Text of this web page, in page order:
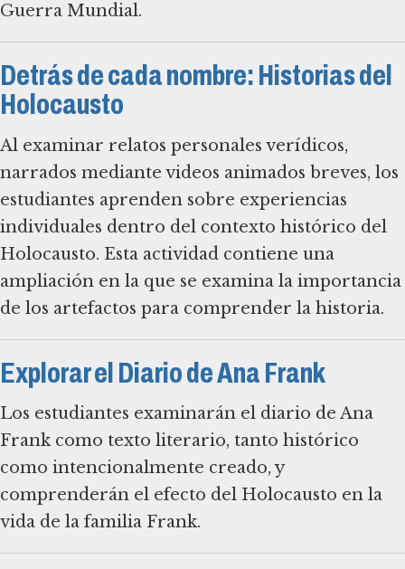
Guerra Mundial.
Detrás de cada nombre: Historias del
Holocausto
Al examinar relatos personales verídicos,
narrados mediante videos animados breves, los
estudiantes aprenden sobre experiencias
individuales dentro del contexto histórico del
Holocausto. Esta actividad contiene una
ampliación en la que se examina la importancia
de los artefactos para comprender la historia.
Explorar el Diario de Ana Frank
Los estudiantes examinarán el diario de Ana
Frank como texto literario, tanto histórico
como intencionalmente creado, y
comprenderán el efecto del Holocausto en la
vida de la familia Frank.